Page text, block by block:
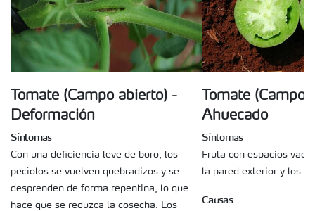
Tomate (Campo abierto) -
Deformación
Síntomas
Con una deficiencia leve de boro, los
pecíolos se vuelven quebradizos y se
desprenden de forma repentina, lo que
hace que se reduzca la cosecha. Los
Tomate (Campo
Ahuecado
Síntomas
Fruta con espacios
la pared exterior y los
Causas